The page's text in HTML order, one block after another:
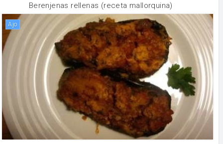
Berenjenas rellenas (receta mallorquina)
ajo